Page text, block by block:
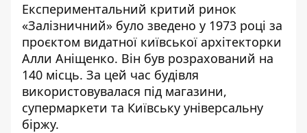
Експериментальний критий ринок
«Залізничний» було зведено у 1973 році за
проєктом видатної київської архітекторки
Алли Аніщенко. Він був розрахований на
140 місць. За цей час будівля
використовувалася під магазини,
супермаркети та Київську універсальну
біржу.